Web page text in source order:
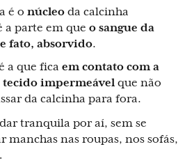
é o núcleo da calcinha
a parte em que o sangue da
fato, absorvido.
a que fica em contato com a
tecido impermeável que não
da calcinha para fora.
tranquila por aí, sem se
manchas nas roupas, nos sofás,